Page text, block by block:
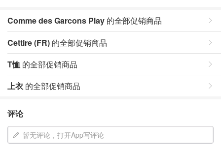
Comme des Garcons Play 的全部促销商品
Cettire (FR) 的全部促销商品
T恤 的全部促销商品
上衣 的全部促销商品
评论
暂无评论，打开App写评论